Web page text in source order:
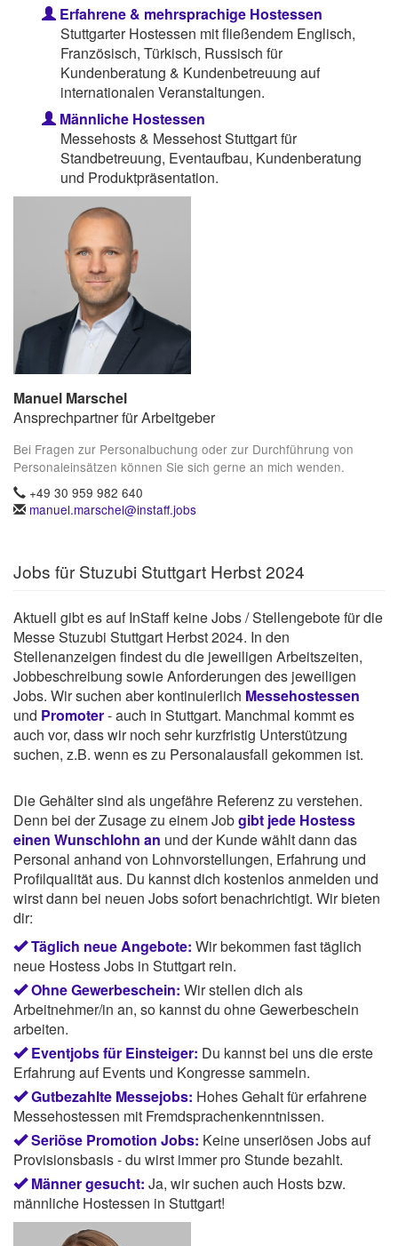
Erfahrene & mehrsprachige Hostessen
Stuttgarter Hostessen mit fließendem Englisch,
Französisch, Türkisch, Russisch für
Kundenberatung & Kundenbetreuung auf
internationalen Veranstaltungen.
Männliche Hostessen
Messehosts & Messehost Stuttgart für
Standbetreuung, Eventaufbau, Kundenberatung
und Produktpräsentation.
Manuel Marschel
Ansprechpartner für Arbeitgeber
Bei Fragen zur Personalbuchung oder zur Durchführung von
Personaleinsätzen können Sie sich gerne an mich wenden.
+49 30 959 982 640
manuel.marschel@instaff.jobs
Jobs für Stuzubi Stuttgart Herbst 2024
Aktuell gibt es auf InStaff keine Jobs / Stellengebote für die
Messe Stuzubi Stuttgart Herbst 2024. In den
Stellenanzeigen findest du die jeweiligen Arbeitszeiten,
Jobbeschreibung sowie Anforderungen des jeweiligen
Jobs. Wir suchen aber kontinuierlich Messehostessen
und Promoter- auch in Stuttgart. Manchmal kommt es
auch vor, dass wir noch sehr kurzfristig Unterstützung
suchen, z.B. wenn es zu Personalausfall gekommen ist.
Die Gehälter sind als ungefähre Referenz zu verstehen.
Denn bei der Zusage zu einem Jobgibt jede Hostess
einen Wunschlohn an und der Kunde wählt dann das
Personal anhand von Lohnvorstellungen, Erfahrung und
Profilqualität aus. Du kannst dich kostenlos anmelden und
wirst dann bei neuen Jobs sofort benachrichtigt. Wir bieten
dir:
Täglich neue Angebote: Wir bekommen fast täglich
neue Hostess Jobs in Stuttgart rein.
Ohne Gewerbeschein: Wir stellen dich als
Arbeitnehmer/in an, so kannst du ohne Gewerbeschein
arbeiten.
Eventjobs für Einsteiger: Du kannst bei uns die erste
Erfahrung auf Events und Kongresse sammeln.
Gutbezahlte Messejobs: Hohes Gehalt für erfahrene
Messehostessen mit Fremdsprachenkenntnissen.
Seriöse Promotion Jobs: Keine unseriösen Jobs auf
Provisionsbasis - du wirst immer pro Stunde bezahlt.
Männer gesucht: Ja, wir suchen auch Hosts bzw.
männliche Hostessen in Stuttgart!